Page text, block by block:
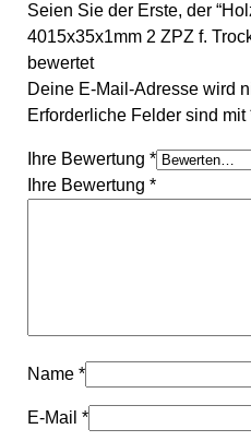
Seien Sie der Erste, der
4015x35x1mm 2 ZPZ f.
bewertet
Deine E-Mail-Adresse wird
Erforderliche Felder sind mit
Ihre Bewertung *
Ihre Bewertung *
Name *
E-Mail *